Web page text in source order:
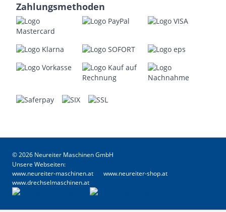
Zahlungsmethoden
© 2026 Neureiter Maschinen GmbH
Unsere Webseiten:
www.neureiter-maschinen.at
www.neureiter-shop.at
www.drechselmaschinen.at